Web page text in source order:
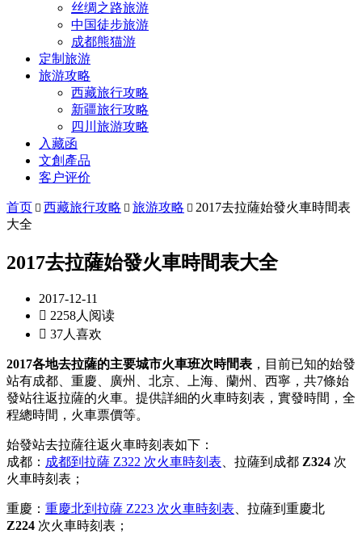
丝绸之路旅游
中国徒步旅游
成都熊猫游
定制旅游
旅游攻略
西藏旅行攻略
新疆旅行攻略
四川旅游攻略
入藏函
文創產品
客户评价
首页  西藏旅行攻略  旅游攻略  2017去拉薩始發火車時間表
大全
2017去拉薩始發火車時間表大全
2017-12-11
 2258人阅读
 37人喜欢
2017各地去拉薩的主要城市火車班次時間表 ，目前已知的始發
站有成都、重慶、廣州、北京、上海、蘭州、西寧，共7條始
發站往返拉薩的火車。提供詳細的火車時刻表，實發時間，全
程總時間，火車票價等。
始發站去拉薩往返火車時刻表如下：
成都： 成都到拉薩 Z322 次火車時刻表 、拉薩到成都 Z324 次
火車時刻表；
重慶： 重慶北到拉薩 Z223 次火車時刻表 、拉薩到重慶北
Z224 次火車時刻表；